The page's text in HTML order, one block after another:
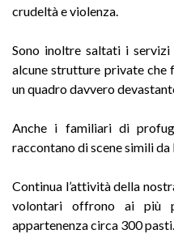
crudeltà e violenza.
Sono inoltre saltati i
alcune strutture private che
un quadro davvero
Anche i familiari di
raccontano di scene simili da
Continua l’attività della
volontari offrono ai più
appartenenza circa 300 pasti.